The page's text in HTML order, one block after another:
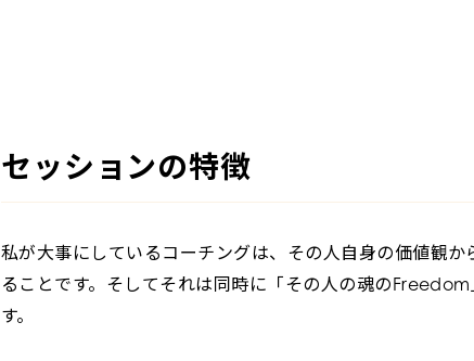
セッションの特徴
私が大事にしているコーチングは、その人自身の価値観
ることです。そしてそれは同時に「その人の魂の
す。